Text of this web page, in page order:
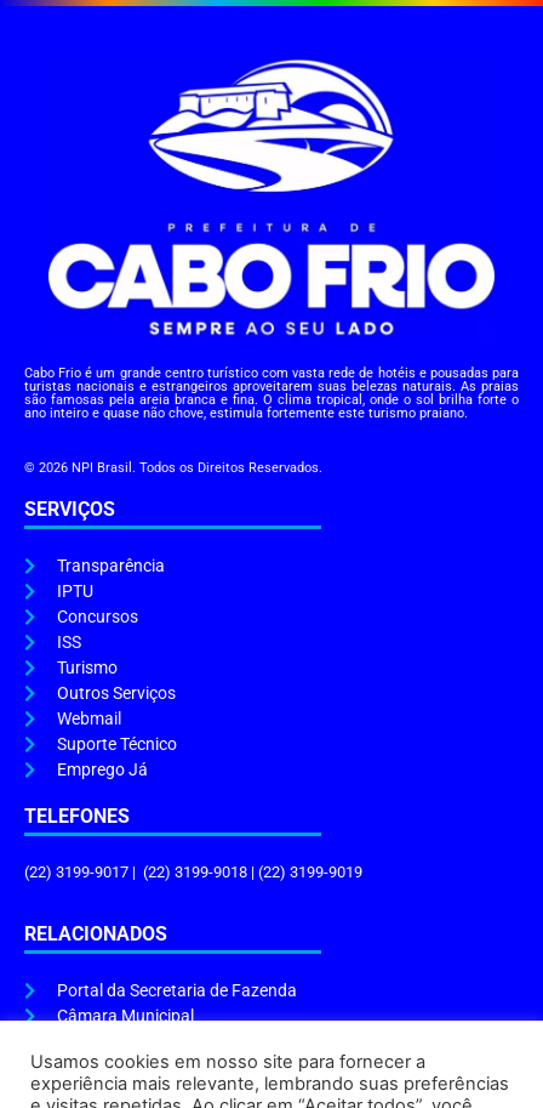
Cabo Frio é um grande centro turístico com vasta rede de hotéis e pousadas para
turistas nacionais e estrangeiros aproveitarem suas belezas naturais. As praias
são famosas pela areia branca e fina. O clima tropical, onde o sol brilha forte o
ano inteiro e quase não chove, estimula fortemente este turismo praiano.
© 2026 NPI Brasil. Todos os Direitos Reservados.
SERVIÇOS
Transparência
IPTU
Concursos
ISS
Turismo
Outros Serviços
Webmail
Suporte Técnico
Emprego Já
TELEFONES
(22) 3199-9017 | (22) 3199-9018 | (22) 3199-9019
RELACIONADOS
Portal da Secretaria de Fazenda
Câmara Municipal
ENDEREÇO E HORÁRIO
Usamos cookies em nosso site para fornecer a
experiência mais relevante, lembrando suas preferências